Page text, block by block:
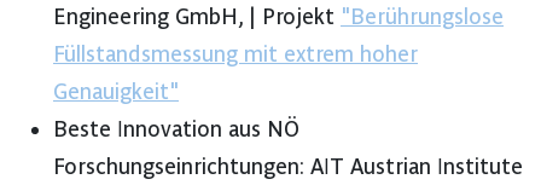
Engineering GmbH, | Projekt "Berührungslose
Füllstandsmessung mit extrem hoher
Genauigkeit"
Beste Innovation aus NÖ
Forschungseinrichtungen: AIT Austrian Institute